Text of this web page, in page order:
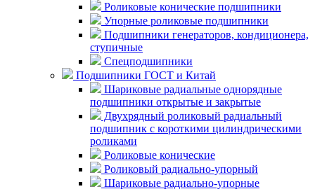
Роликовые конические подшипники
Упорные роликовые подшипники
Подшипники генераторов, кондиционера,
ступичные
Спецподшипники
Подшипники ГОСТ и Китай
Шариковые радиальные однорядные
подшипники открытые и закрытые
Двухрядный роликовый радиальный
подшипник с короткими цилиндрическими
роликами
Роликовые конические
Роликовый радиально-упорный
Шариковые радиально-упорные